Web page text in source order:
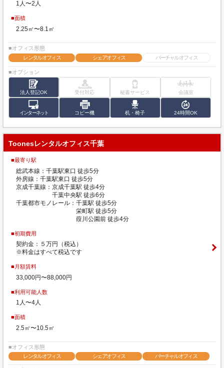
1人〜2人
■面積
2.25㎡〜8.1㎡
■オフィス形態
レンタルオフィス
シェアオフィス バーチャルオフィス
■オプション
法人登記OK 受付対応 秘書サービス 会議室
インターネット コピー機 机・椅子 24時間OK
Toonesレンタルオフィス千葉
■最寄り駅
総武本線：千葉駅東口 徒歩5分
外房線：千葉駅東口 徒歩5分
京成千葉線：京成千葉駅 徒歩4分
千葉中央駅 徒歩6分
千葉都市モノレール：千葉駅 徒歩5分
栄町駅 徒歩5分
葭川公園前 徒歩4分
■初期費用
契約金：５万円（税込）
※料金はすべて税込です
■月額賃料
33,000円〜88,000円
■利用可能人数
1人〜4人
■面積
2.5㎡〜10.5㎡
■オフィス形態
レンタルオフィス
シェアオフィス バーチャルオフィス